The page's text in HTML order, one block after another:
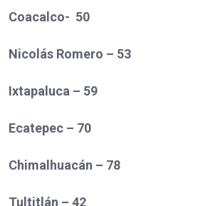
Coacalco- 50
Nicolás Romero – 53
Ixtapaluca – 59
Ecatepec – 70
Chimalhuacán – 78
Tultitlán – 42